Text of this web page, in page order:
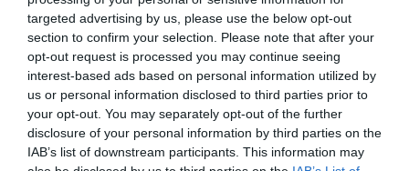
targeted advertising by us, please use the below opt-out
section to confirm your selection. Please note that after your
opt-out request is processed you may continue seeing
interest-based ads based on personal information utilized by
us or personal information disclosed to third parties prior to
your opt-out. You may separately opt-out of the further
disclosure of your personal information by third parties on the
IAB’s list of downstream participants. This information may